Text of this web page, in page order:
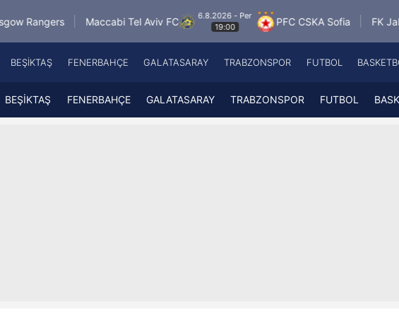
Maccabi Tel Aviv FC
6.8.2026 - Per
19:00
PFC CSKA Sofia FK Jablonec
6.8.2026
Fenerbahçe
Galatasaray
A
BEŞİKTAŞ FENERBAHÇE GALATASARAY TRABZONSPOR FUTBOL
BEŞİKTAŞ FENERBAHÇE GALATASARAY TRABZONSPOR FUTBOL